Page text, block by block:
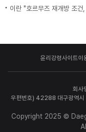
이란 "호르무즈 재개방 조건
윤리강령사이트이
회사
우편번호) 42288 대구광역
Copyright 2025 ©